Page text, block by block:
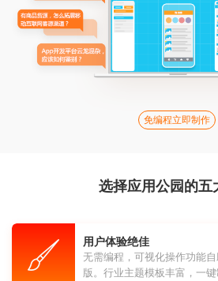
免编程立即制作
选择应用公园的五
用户体验绝佳
无需编程，可视化操作功能
版。行业主题模板丰富，一